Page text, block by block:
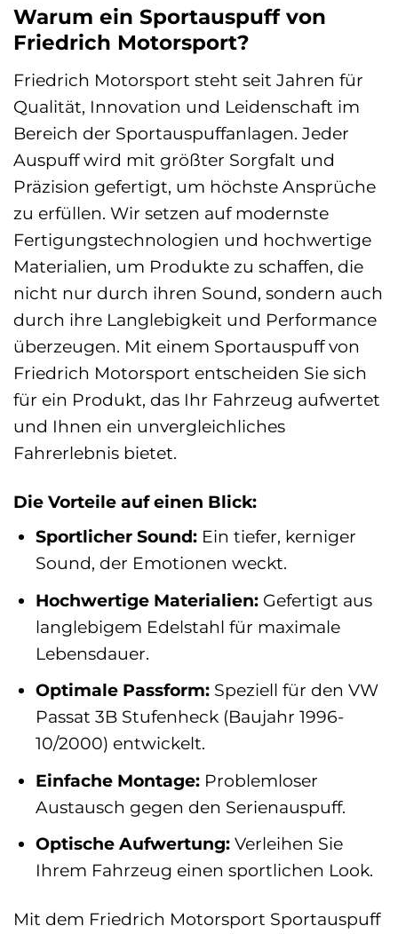
Warum ein Sportauspuff von
Friedrich Motorsport?
Friedrich Motorsport steht seit Jahren für
Qualität, Innovation und Leidenschaft im
Bereich der Sportauspuffanlagen. Jeder
Auspuff wird mit größter Sorgfalt und
Präzision gefertigt, um höchste Ansprüche
zu erfüllen. Wir setzen auf modernste
Fertigungstechnologien und hochwertige
Materialien, um Produkte zu schaffen, die
nicht nur durch ihren Sound, sondern auch
durch ihre Langlebigkeit und Performance
überzeugen. Mit einem Sportauspuff von
Friedrich Motorsport entscheiden Sie sich
für ein Produkt, das Ihr Fahrzeug aufwertet
und Ihnen ein unvergleichliches
Fahrerlebnis bietet.
Die Vorteile auf einen Blick:
Sportlicher Sound:Ein tiefer, kerniger
Sound, der Emotionen weckt.
Hochwertige Materialien:Gefertigt aus
langlebigem Edelstahl für maximale
Lebensdauer.
Optimale Passform:Speziell für den VW
Passat 3B Stufenheck (Baujahr 1996-
10/2000) entwickelt.
Einfache Montage:Problemloser
Austausch gegen den Serienauspuff.
Optische Aufwertung:Verleihen Sie
Ihrem Fahrzeug einen sportlichen Look.
Mit dem Friedrich Motorsport Sportauspuff